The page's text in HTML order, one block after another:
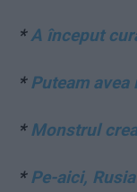
*A început
*Puteam
*Monstrul
*Pe-aici,